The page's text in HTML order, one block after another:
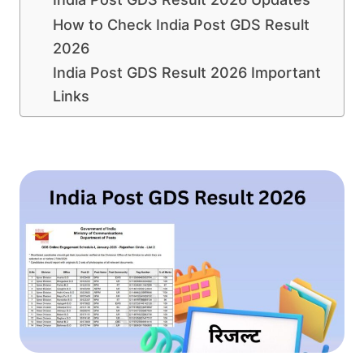
How to Check India Post GDS Result
2026
India Post GDS Result 2026 Important
Links